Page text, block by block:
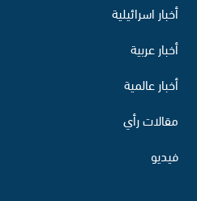
أخبار اسرائيلية
أخبار عربية
أخبار عالمية
مقالات رأي
فيديو